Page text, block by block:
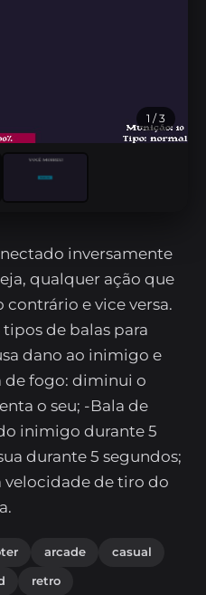
1 / 3
inversamente
qualquer ação que
contrário e vice versa.
de balas para
dano ao inimigo e
de fogo: diminui o
o seu; -Bala de
inimigo durante 5
durante 5 segundos;
de tiro do
arcade
casual
retro